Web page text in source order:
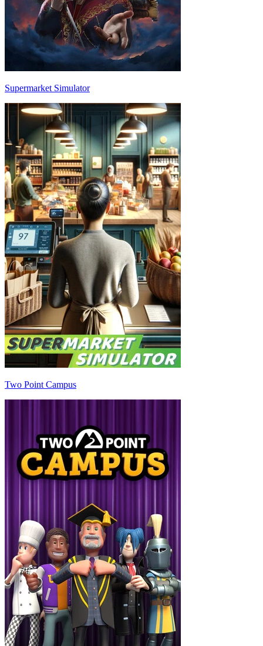
Supermarket Simulator
Two Point Campus